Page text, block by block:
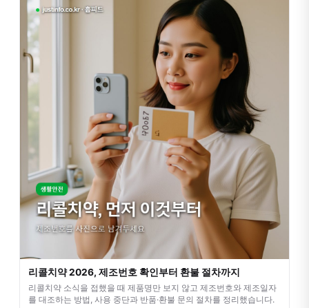
리콜치약 2026, 제조번호 확인부터 환불 절차까지
리콜치약 소식을 접했을 때 제품명만 보지 않고 제조번호와 제조일자
를 대조하는 방법, 사용 중단과 반품·환불 문의 절차를 정리했습니다.